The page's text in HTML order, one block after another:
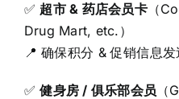
✅ 超市 & 药店会员卡（
Drug Mart, etc.）
📍 确保积分 & 促销信息发
✅健身房 / 俱乐部会员